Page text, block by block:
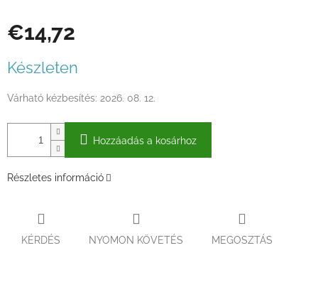
€14,72
Készleten
Várható kézbesítés: 2026. 08. 12.
Hozzáadás a kosárhoz
Részletes információ
KÉRDÉS NYOMON KÖVETÉS MEGOSZTÁS